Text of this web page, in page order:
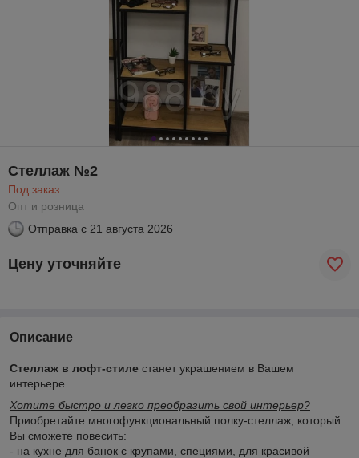
Стеллаж №2
Под заказ
Опт и розница
Отправка с 21 августа 2026
Цену уточняйте
Описание
Стеллаж в лофт-стиле станет украшением в Вашем
интерьере
Хотите быстро и легко преобразить свой интерьер?
Приобретайте многофункциональный полку-стеллаж, который
Вы сможете повесить:
- на кухне для банок с крупами, специями, для красивой